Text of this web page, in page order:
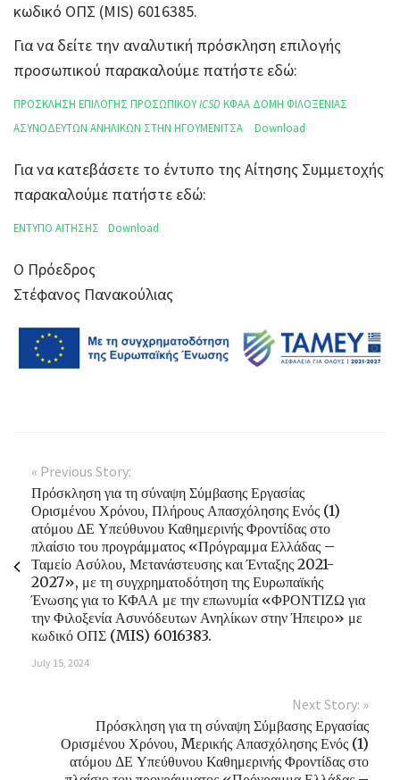
κωδικό ΟΠΣ (MIS) 6016385.
Για να δείτε την αναλυτική πρόσκληση επιλογής
προσωπικού παρακαλούμε πατήστε εδώ:
ΠΡΟΣΚΛΗΣΗ ΕΠΙΛΟΓΗΣ ΠΡΟΣΩΠΙΚΟΥICSDΚΦΑΑ ΔΟΜΗ ΦΙΛΟΞΕΝΙΑΣ
ΑΣΥΝΟΔΕΥΤΩΝ ΑΝΗΛΙΚΩΝ ΣΤΗΝ ΗΓΟΥΜΕΝΙΤΣΑ
Download
Για να κατεβάσετε το έντυπο της Αίτησης Συμμετοχής
παρακαλούμε πατήστε εδώ:
ΕΝΤΥΠΟ ΑΙΤΗΣΗΣ Download
Ο Πρόεδρος
Στέφανος Πανακούλιας
« Previous Story:
Πρόσκληση για τη σύναψη Σύμβασης Εργασίας
Ορισμένου Χρόνου, Πλήρους Απασχόλησης Ενός (1)
ατόμου ΔΕ Υπεύθυνου Καθημερινής Φροντίδας στο
πλαίσιο του προγράμματος «Πρόγραμμα Ελλάδας –
Ταμείο Ασύλου, Μετανάστευσης και Ένταξης 2021-
2027», με τη συγχρηματοδότηση της Ευρωπαϊκής
Ένωσης για το ΚΦΑΑ με την επωνυμία «ΦΡΟΝΤΙΖΩ για
την Φιλοξενία Ασυνόδευτων Ανηλίκων στην Ήπειρο» με
κωδικό ΟΠΣ (MIS) 6016383.
July 15, 2024
Next Story: »
Πρόσκληση για τη σύναψη Σύμβασης Εργασίας
Ορισμένου Χρόνου, Mερικής Απασχόλησης Ενός (1)
ατόμου ΔΕ Υπεύθυνου Καθημερινής Φροντίδας στο